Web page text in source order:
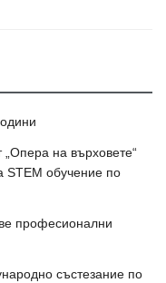
на върховете“
STEM обучение по
професионални
състезание по